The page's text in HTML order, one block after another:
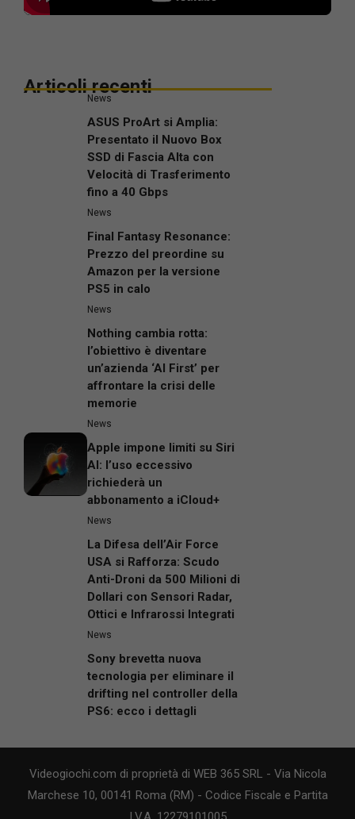
Articoli recenti
News
ASUS ProArt si Amplia:
Presentato il Nuovo Box
SSD di Fascia Alta con
Velocità di Trasferimento
fino a 40 Gbps
Final Fantasy Resonance:
Prezzo del preordine su
Amazon per la versione
PS5 in calo
Nothing cambia rotta:
l’obiettivo è diventare
un’azienda ‘AI First’ per
affrontare la crisi delle
memorie
Apple impone limiti su Siri
AI: l’uso eccessivo
richiederà un
abbonamento a iCloud+
La Difesa dell’Air Force
USA si Rafforza: Scudo
Anti-Droni da 500 Milioni di
Dollari con Sensori Radar,
Ottici e Infrarossi Integrati
Sony brevetta nuova
tecnologia per eliminare il
drifting nel controller della
PS6: ecco i dettagli
Videogiochi.com di proprietà di WEB 365 SRL - Via Nicola
Marchese 10, 00141 Roma (RM) - Codice Fiscale e Partita
I.V.A. 12279101005